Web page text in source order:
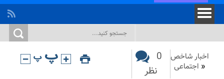
اخبار شاخص
« اجتماعی
0
نظر